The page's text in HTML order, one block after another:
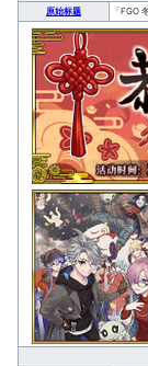
原始标题
「FGO